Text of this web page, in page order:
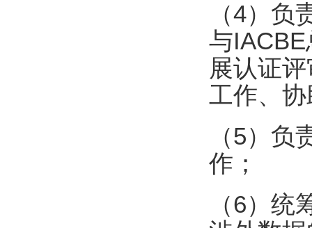
（4）
与
展认证
工作、
（5）
作；
（6）